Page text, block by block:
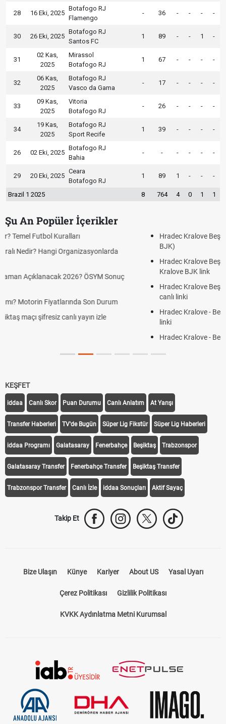
28 16 Eki, 2025
Botafogo RJ
Flamengo
- 36 - - - -
30 26 Eki, 2025
Botafogo RJ
Santos FC
1 89 - - 1 -
31
02 Kas,
2025
Mirassol
Botafogo RJ
1 67 - - - -
32
06 Kas,
2025
Botafogo RJ
Vasco da Gama
- 17 - - - -
33
09 Kas,
2025
Vitoria
Botafogo RJ
- 26 - - - -
34
19 Kas,
2025
Botafogo RJ
Sport Recife
1 39 - - - -
26 02 Eki, 2025
Botafogo RJ
Bahia
- - - - - -
29 20 Eki, 2025
Ceara
Botafogo RJ
1 89 1 - - -
Brazil 1 2025 8 764 4 0 1 1
Şu An Popüler İçerikler
Hradec Kralove Beşiktaş CANLI İZLE ŞİFRESİZ (Hradec Kralove
Hradec Kralove Beşiktaş maçı şifresiz S Sport Plus izle, Hradec
Hradec Kralove Beşiktaş ücretsiz izle, Hradec Kralove BJK maçı
Hradec Kralove - Beşiktaş maçı şifresiz izle canlı S Sport Plus
linki
Hradec Kralove - Beşiktaş maçı şifresiz izle canlı tv100 linki
KEŞFET
iddaa Canlı Skor Puan Durumu Canlı Anlatım At Yarışı
Transfer Haberleri TV'de Bugün Süper Lig Fikstür Süper Lig Haberleri
iddaa Programı Galatasaray Fenerbahçe Beşiktaş Trabzonspor
Galatasaray Transfer Fenerbahçe Transfer Beşiktaş Transfer
Trabzonspor Transfer Canlı İzle iddaa Sonuçları Aktif Sayaç
Takip Et
Bize Ulaşın Künye Kariyer About US Yasal Uyarı
Çerez Politikası Gizlilik Politikası
KVKK Aydınlatma Metni Kurumsal